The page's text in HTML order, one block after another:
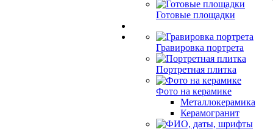
Готовые площадки
Гравировка портрета
Портретная плитка
Фото на керамике
Металлокерамика
Керамогранит